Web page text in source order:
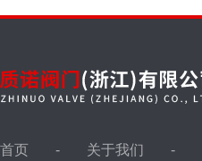
首页 关于我们